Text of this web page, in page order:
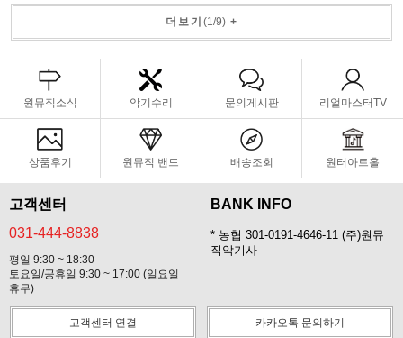
더보기 (1 /9)+
원뮤직소식 악기수리 문의게시판 리얼마스터TV
상품후기 원뮤직 밴드 배송조회 원터아트홀
고객센터
031-444-8838
평일 9:30 ~ 18:30
토요일/공휴일 9:30 ~ 17:00 (일요일
휴무)
BANK INFO
* 농협 301-0191-4646-11 (주)원뮤
직악기사
고객센터 연결 카카오톡 문의하기